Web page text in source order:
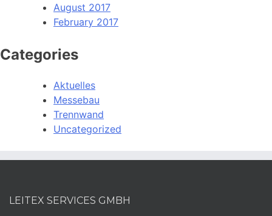
August 2017
February 2017
Categories
Aktuelles
Messebau
Trennwand
Uncategorized
LEITEX SERVICES GMBH